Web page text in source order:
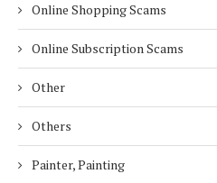
Online Shopping Scams
Online Subscription Scams
Other
Others
Painter, Painting